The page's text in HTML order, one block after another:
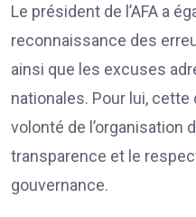
Le président de l’AFA a
reconnaissance des
ainsi que les excuses
nationales. Pour lui,
volonté de l’organisation
transparence et le
gouvernance.